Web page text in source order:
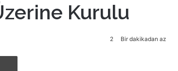
Kurulu
2 Bir dakikadan az
Yazdır